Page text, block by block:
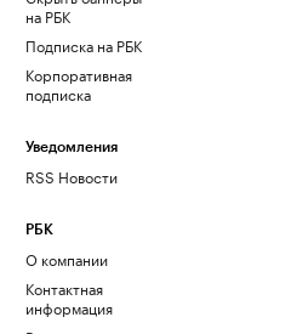
на РБК
Подписка на РБК
Корпоративная
подписка
Уведомления
RSS Новости
РБК
О компании
Контактная
информация